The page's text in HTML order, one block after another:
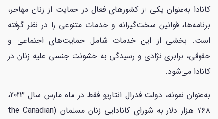
کانادا به‌عنوان یکی از کشورهای فعال در حمایت از زنان مهاجر،
برنامه‌ها، قوانین سخت‌گیرانه و خدمات متنوعی را در نظر گرفته
است. بخشی از این خدمات شامل حمایت‌های اجتماعی و
حقوقی، برابری نژادی و رسیدگی به خشونت جنسی علیه زنان در
کانادا می‌شود.
به‌عنوان نمونه، دولت فدرال انتاریو فقط در ماه مارس سال 2023،
۷۶۸ هزار دلار به شورای کانادایی زنان مسلمان (the Canadian